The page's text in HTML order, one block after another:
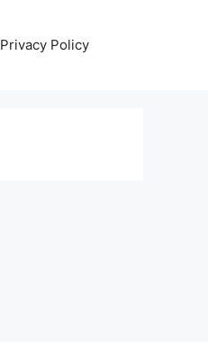
Privacy Policy